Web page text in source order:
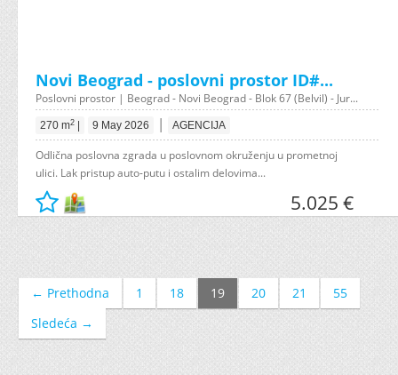
Novi Beograd - poslovni prostor ID#...
Poslovni prostor | Beograd - Novi Beograd - Blok 67 (Belvil) - Jur...
270 m2 9 May 2026 | AGENCIJA
Odlična poslovna zgrada u poslovnom okruženju u prometnoj
ulici. Lak pristup auto-putu i ostalim delovima...
5.025 €
← Prethodna 1 18 19 20 21
55
Sledeća →